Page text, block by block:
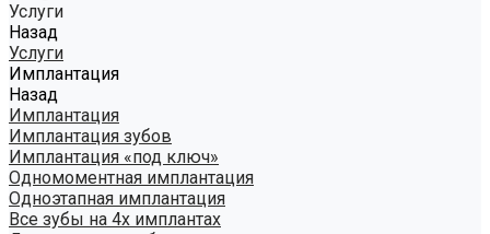
Услуги
Назад
Услуги
Имплантация
Назад
Имплантация
Имплантация зубов
Имплантация «под ключ»
Одномоментная имплантация
Одноэтапная имплантация
Все зубы на 4х имплантах